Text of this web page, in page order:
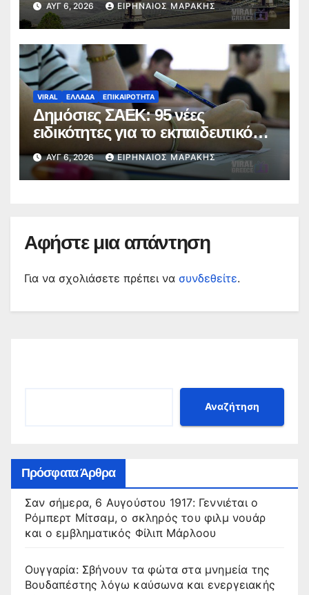
ΑΥΓ 6, 2026 ΕΙΡΗΝΑΊΟΣ ΜΑΡΆΚΗΣ
VIRAL ΕΛΛΑΔΑ ΕΠΙΚΑΙΡΟΤΗΤΑ
Δημόσιες ΣΑΕΚ: 95 νέες
ειδικότητες για το εκπαιδευτικό
έτος 2026-2027
ΑΥΓ 6, 2026 ΕΙΡΗΝΑΊΟΣ ΜΑΡΆΚΗΣ
Αφήστε μια απάντηση
Για να σχολιάσετε πρέπει να συνδεθείτε.
Αναζήτηση
Πρόσφατα Άρθρα
Σαν σήμερα, 6 Αυγούστου 1917: Γεννιέται ο
Ρόμπερτ Μίτσαμ, ο σκληρός του φιλμ νουάρ
και ο εμβληματικός Φίλιπ Μάρλοου
Ουγγαρία: Σβήνουν τα φώτα στα μνημεία της
Βουδαπέστης λόγω καύσωνα και ενεργειακής